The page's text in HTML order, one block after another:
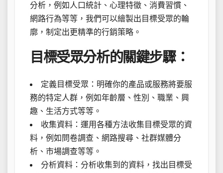
分析，例如人口統計、心理特徵、消費習慣、
網路行為等等，我們可以繪製出目標受眾的輪
廓，制定出更精準的行銷策略。
目標受眾分析的關鍵步驟：
定義目標受眾：明確你的產品或服務將要服
務的特定人群，例如年齡層、性別、職業、興
趣、生活方式等等。
收集資料：運用各種方法收集目標受眾的資
料，例如問卷調查、網路搜尋、社群媒體分
析、市場調查等等。
分析資料：分析收集到的資料，找出目標受